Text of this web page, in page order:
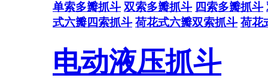
单索多瓣抓斗 双索多瓣抓斗 四索多瓣抓斗
式六瓣四索抓斗 荷花式六瓣双索抓斗 荷花
电动液压抓斗